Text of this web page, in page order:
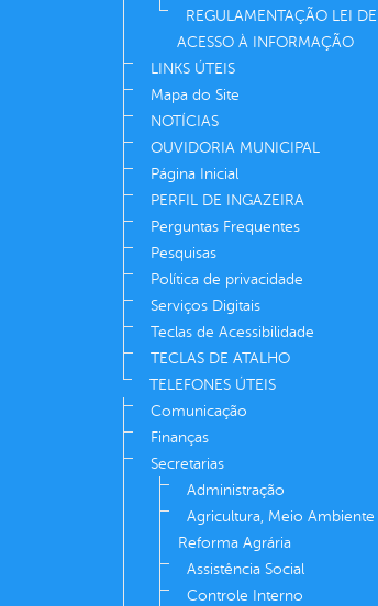
REGULAMENTAÇÃO LEI DE
ACESSO À INFORMAÇÃO
LINKS ÚTEIS
Mapa do Site
NOTÍCIAS
OUVIDORIA MUNICIPAL
Página Inicial
PERFIL DE INGAZEIRA
Perguntas Frequentes
Pesquisas
Política de privacidade
Serviços Digitais
Teclas de Acessibilidade
TECLAS DE ATALHO
TELEFONES ÚTEIS
Comunicação
Finanças
Secretarias
Administração
Agricultura, Meio Ambiente
Reforma Agrária
Assistência Social
Controle Interno